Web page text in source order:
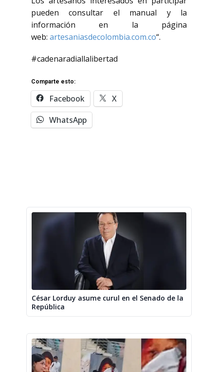
pueden consultar el manual y la
información en la página
web: artesaniasdecolombia.com.co“.
#cadenaradiallalibertad
Comparte esto:
Facebook
X
WhatsApp
César Lorduy asume curul en el Senado de la
República